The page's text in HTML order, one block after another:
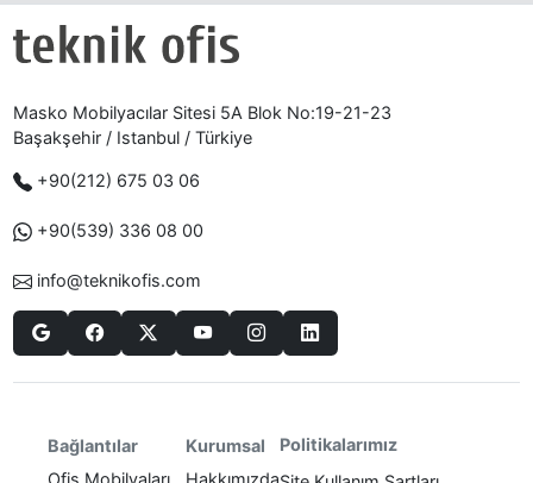
Masko Mobilyacılar Sitesi 5A Blok No:19-21-23
Başakşehir / Istanbul / Türkiye
+90(212) 675 03 06
+90(539) 336 08 00
info@teknikofis.com
Bağlantılar
Ofis Mobilyaları
Kurumsal
Hakkımızda
Politikalarımız